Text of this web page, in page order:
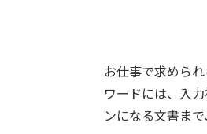
お仕事で求めら
ワードには、入
ンになる文書ま